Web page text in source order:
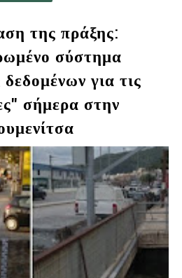
της πράξης:
σύστημα
για τις
σήμερα στην